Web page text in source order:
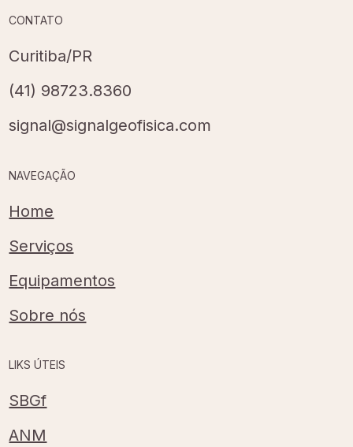
CONTATO
Curitiba/PR
(41) 98723.8360
signal@signalgeofisica.com
NAVEGAÇÃO
Home
Serviços
Equipamentos
Sobre nós
LIKS ÚTEIS
SBGf
ANM